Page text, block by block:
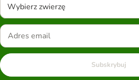
Wybierz zwierzę
Subskrybuj